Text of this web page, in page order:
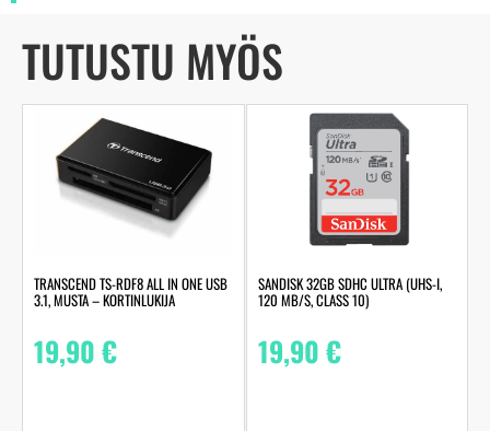
TUTUSTU MYÖS
TRANSCEND TS-RDF8 ALL IN ONE USB
3.1, MUSTA – KORTINLUKIJA
19,90€
SANDISK 32GB SDHC ULTRA (UHS-I,
120 MB/S, CLASS 10)
19,90€